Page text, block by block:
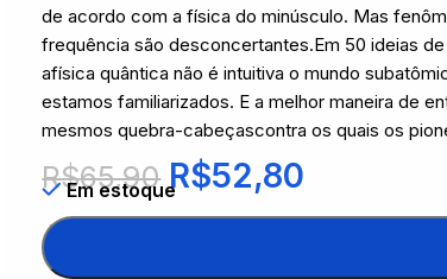
de acordo com a física do minúsculo. Mas
frequência são desconcertantes.Em 50 ideias
afísica quântica não é intuitiva o mundo
estamos familiarizados. E a melhor maneira de
mesmos quebra-cabeçascontra os quais os
R$65,90 R$52,80
Em estoque